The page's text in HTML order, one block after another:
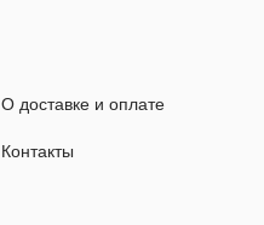
О доставке и оплате
Контакты